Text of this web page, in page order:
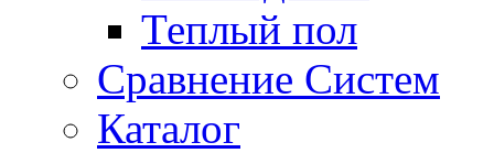
Теплый пол
Сравнение Систем
Каталог